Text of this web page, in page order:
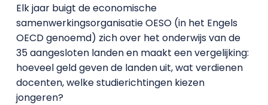
Elk jaar buigt de economische
samenwerkingsorganisatie OESO (in het Engels
OECD genoemd) zich over het onderwijs van de
35 aangesloten landen en maakt een vergelijking:
hoeveel geld geven de landen uit, wat verdienen
docenten, welke studierichtingen kiezen
jongeren?